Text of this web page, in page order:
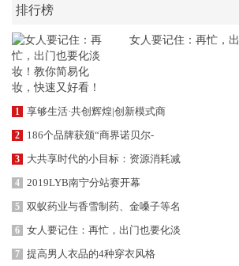
排行榜
女人要记住：再忙，
1 享够生活·共创辉煌|创新模式商
2 186个品牌获颁“商界诺贝尔-
3 大共享时代的小目标：资源消耗减
4 2019LYB南宁分站赛开幕
5 双蚁药业与香雪制药、金嗓子等名
6 女人要记住：再忙，出门也要化淡
7 提高男人衣品的4种穿衣风格